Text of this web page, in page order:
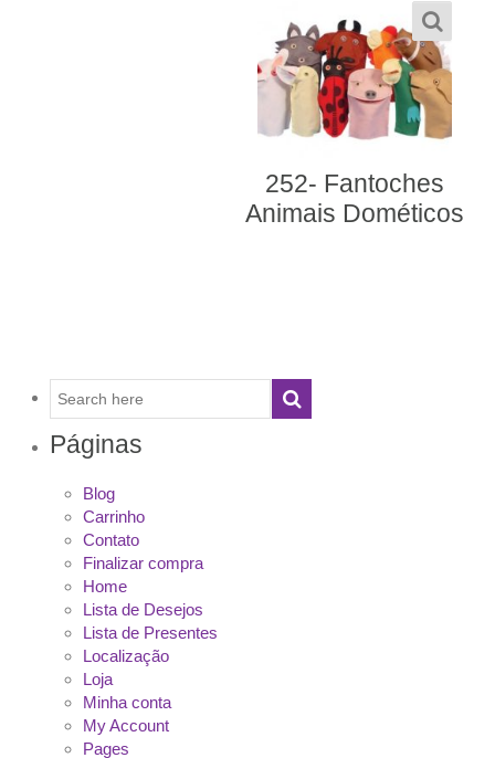
252- Fantoches
Animais Dométicos
Páginas
Blog
Carrinho
Contato
Finalizar compra
Home
Lista de Desejos
Lista de Presentes
Localização
Loja
Minha conta
My Account
Pages